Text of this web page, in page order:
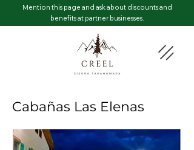
Mention this page and ask about discounts and
benefits at partner businesses.
Cabañas Las Elenas